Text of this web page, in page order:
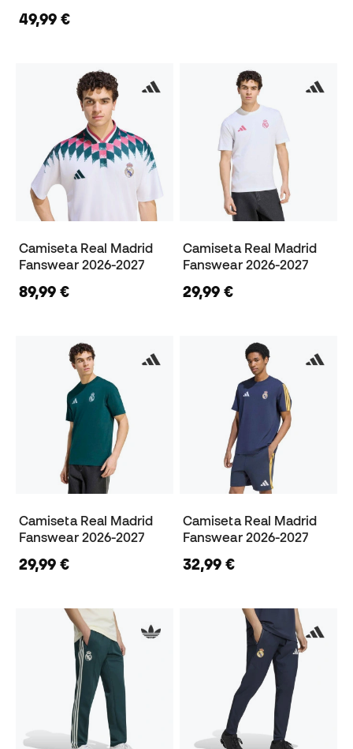
49,99 €
Camiseta Real Madrid
Fanswear 2026-2027
89,99 €
Camiseta Real Madrid
Fanswear 2026-2027
29,99 €
Camiseta Real Madrid
Fanswear 2026-2027
29,99 €
Camiseta Real Madrid
Fanswear 2026-2027
32,99 €